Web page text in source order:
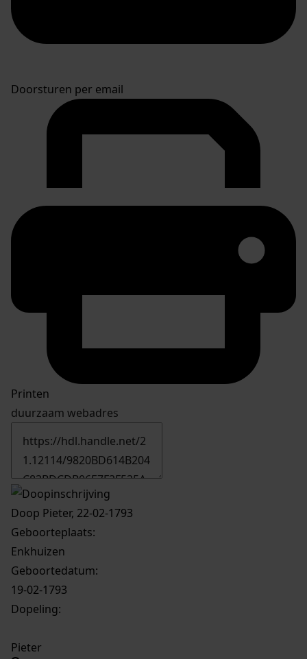
Doorsturen per email
Printen
duurzaam webadres
Doop Pieter, 22-02-1793
Geboorteplaats:
Enkhuizen
Geboortedatum:
19-02-1793
Dopeling:
Pieter